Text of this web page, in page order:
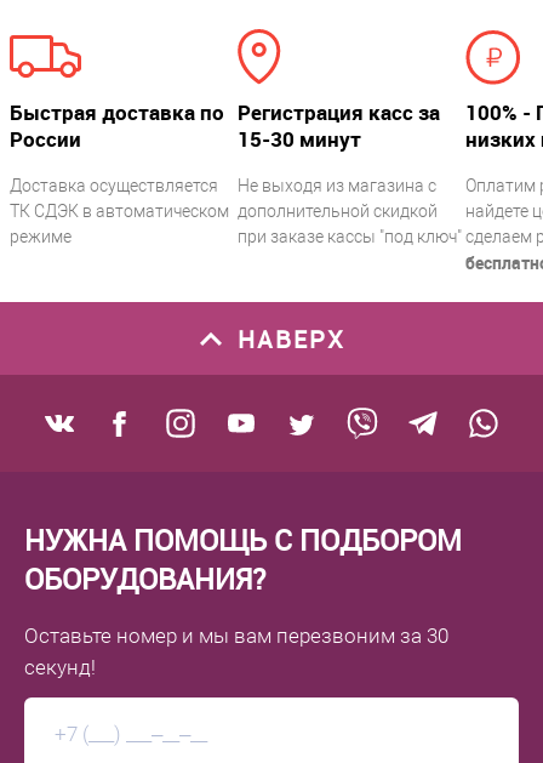
Быстрая доставка по
России
Доставка осуществляется
ТК СДЭК в автоматическом
режиме
Регистрация касс за
15-30 минут
Не выходя из магазина с
дополнительной скидкой
при заказе кассы "под ключ"
100% -
низких
Оплатим
найдете
сделаем
НАВЕРХ
НУЖНА ПОМОЩЬ С ПОДБОРОМ
ОБОРУДОВАНИЯ?
Оставьте номер и мы вам перезвоним за 30
секунд!